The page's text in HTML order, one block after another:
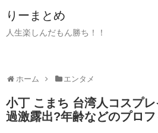
りーまとめ
人生楽しんだもん勝ち！！
ホーム エンタメ
小丁 こまち 台湾人コスプ
過激露出?年齢などのプロ